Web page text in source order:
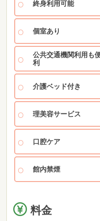
終身利用可能
個室あり
公共交通機関利用も
利
介護ベッド付き
理美容サービス
口腔ケア
館内禁煙
料金